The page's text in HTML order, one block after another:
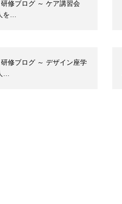
修ブログ ～ ケア講習会
を…
修ブログ ～ デザイン座学
…